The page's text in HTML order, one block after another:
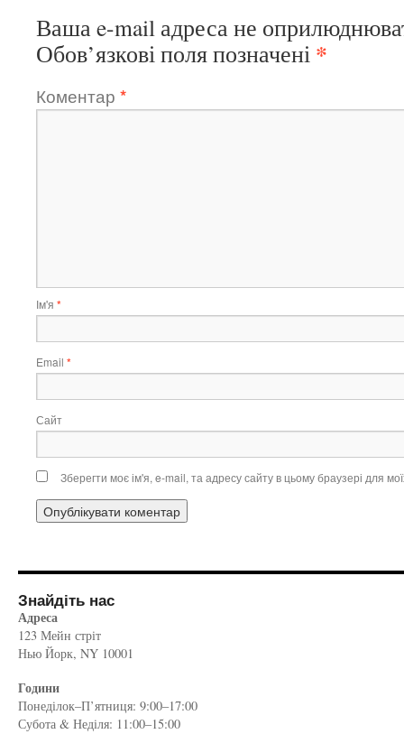
Ваша e-mail адреса не
Обов’язкові поля позначені *
Коментар *
Ім'я *
Email *
Сайт
Зберегти моє ім'я, e-mail, та адресу сайту в цьому браузері для
Знайдіть нас
Адреса
123 Мейн стріт
Нью Йорк, NY 10001
Години
Понеділок–П’ятниця: 9:00–17:00
Субота & Неділя: 11:00–15:00